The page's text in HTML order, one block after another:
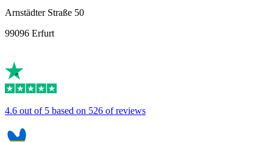
Arnstädter Straße 50
99096 Erfurt
4.6 out of 5 based on 526 of reviews